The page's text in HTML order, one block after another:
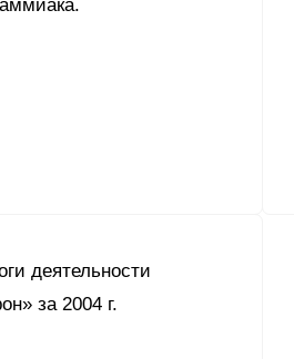
деятельности
за 2004 г.